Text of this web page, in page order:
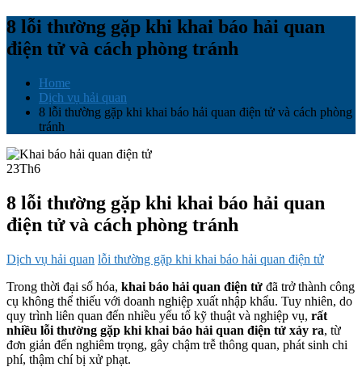
8 lỗi thường gặp khi khai báo hải quan
điện tử và cách phòng tránh
Home
Dịch vụ hải quan
8 lỗi thường gặp khi khai báo hải quan điện tử và cách phòng
tránh
23Th6
8 lỗi thường gặp khi khai báo hải quan
điện tử và cách phòng tránh
Dịch vụ hải quan lỗi thường gặp khi khai báo hải quan điện tử
Trong thời đại số hóa, khai báo hải quan điện tử đã trở thành công
cụ không thể thiếu với doanh nghiệp xuất nhập khẩu. Tuy nhiên, do
quy trình liên quan đến nhiều yếu tố kỹ thuật và nghiệp vụ, rất
nhiều lỗi thường gặp khi khai báo hải quan điện tử xảy ra, từ
đơn giản đến nghiêm trọng, gây chậm trễ thông quan, phát sinh chi
phí, thậm chí bị xử phạt.